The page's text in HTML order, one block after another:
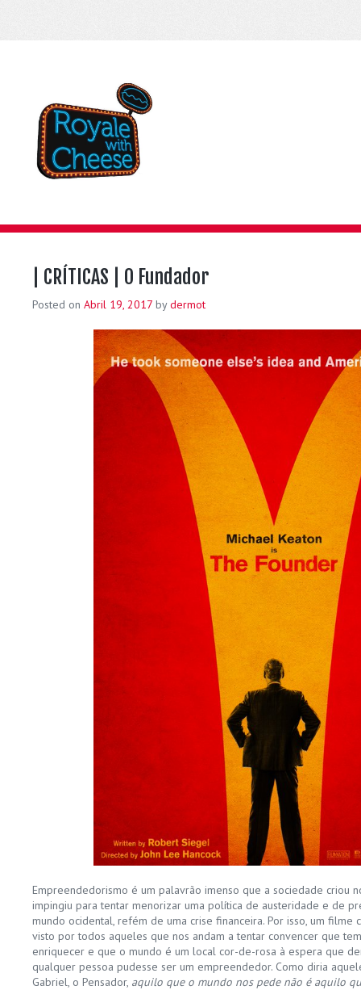
| CRÍTICAS | O Fundador
Posted on Abril 19, 2017 bydermot
Empreendedorismo é um palavrão imenso que a sociedade criou
impingiu para tentar menorizar uma política de austeridade e de
mundo ocidental, refém de uma crise financeira. Por isso, um filme
visto por todos aqueles que nos andam a tentar convencer que
enriquecer e que o mundo é um local cor-de-rosa à espera que
qualquer pessoa pudesse ser um empreendedor. Como diria
Gabriel, o Pensador, aquilo que o mundo nos pede não é aquilo